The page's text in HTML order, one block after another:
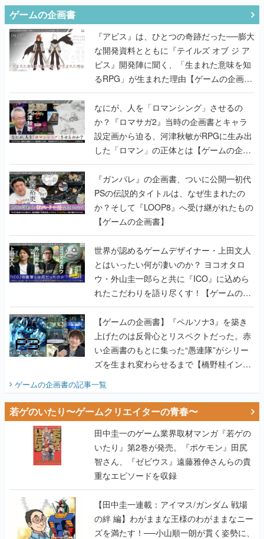
ゲームの企画書
『アビス』は、ひとつの奇跡だった──膨大
な開発資料とともに『テイルズ オブ ジ ア
ビス』開発陣に聞く、「生まれた意味を知
るRPG」が生まれた理由【ゲームの企画
書】
なにが、人を「ロマンシング」させるの
か？『ロマサガ2』当時の企画書とキャラ
設定画から迫る、河津秋敏がRPGに生み出
した「ロマン」の正体とは【ゲームの企画
書】
『ガンパレ』の企画書、ついに公開━初代
PSの伝説的タイトルは、なぜ生まれたの
か？そして『LOOP8』へ受け継がれたもの
【ゲームの企画書】
世界が認めるゲームデザイナー・上田文人
とはいったい何が凄いのか？ ヨコオタロ
ウ・外山圭一郎らと共に『ICO』に込めら
れたこだわりを語り尽くす！【ゲームの企
画書】
【ゲームの企画書】『ペルソナ3』を築き
上げたのは反骨心とリスペクトだった。赤
い企画書のもとに集った“愚連隊”がシリー
ズを生まれ変わらせるまで【橋野桂インタ
ゲームの企画書の記事一覧
若ゲのいたり〜ゲームクリエイターの青春〜
田中圭一のゲーム業界取材マンガ『若ゲの
いたり』第2巻が発売。『ポケモン』田尻
智さん、『ゼビウス』遠藤雅伸さんらの貴
重なエピソードを収録
【田中圭一連載：アイマス/ガンダム 戦場
の絆 編】わがままな王様のわがままなニー
ズを満たす！──小山順一朗が貫く姿勢に、